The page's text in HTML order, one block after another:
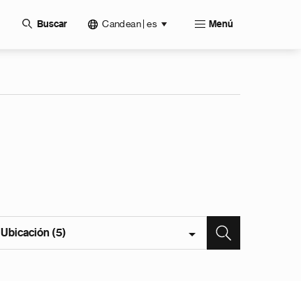
Buscar Candean | es Menú
Ubicación (5)